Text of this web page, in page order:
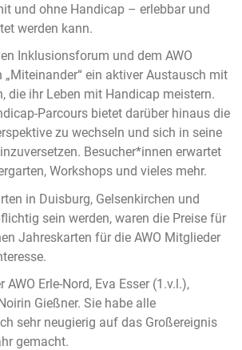
und ohne Handicap – erlebbar und
werden kann.
Inklusionsforum und dem AWO
ein aktiver Austausch mit
die ihr Leben mit Handicap meistern.
Parcours bietet darüber hinaus die
zu wechseln und sich in seine
Besucher*innen erwartet
Workshops und vieles mehr.
in Duisburg, Gelsenkirchen und
sein werden, waren die Preise für
Jahreskarten für die AWO Mitglieder
AWO Erle-Nord, Eva Esser (1.v.l.),
Gießner. Sie habe alle
sehr neugierig auf das Großereignis
gemacht.